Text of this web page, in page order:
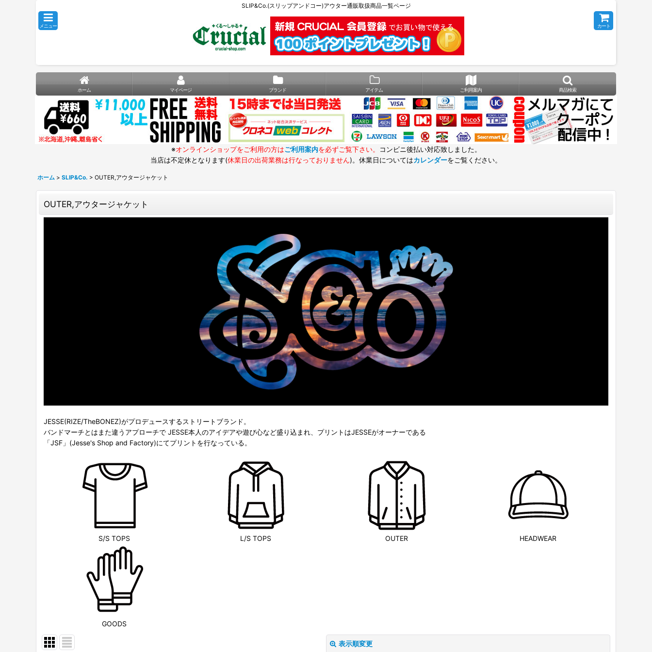
SLIP&Co.(スリップアンドコー)アウター通販取扱商品一覧ページ
メニュー カート
ホーム マイページ ブランド アイテム ご利用案内 商品検索
※オンラインショップをご利用の方はご利用案内を必ずご覧下さい。
コンビニ後払い対応致しました。
当店は不定休となります(休業日の出荷業務は行なっておりません)。休業日についてはカレンダーをご覧ください。
ホーム > SLIP&Co. > OUTER,アウタージャケット
OUTER,アウタージャケット
JESSE(RIZE/TheBONEZ)がプロデュースするストリートブランド。
バンドマーチとはまた違うアプローチで JESSE本人のアイデアや遊び心など盛り込まれ、プリントはJESSEがオーナーである
「JSF」(Jesse's Shop and Factory)にてプリントを行なっている。
S/S TOPS L/S TOPS OUTER HEADWEAR
GOODS
表示順変更